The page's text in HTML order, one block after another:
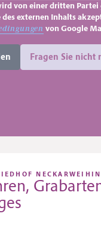
von einer dritten Partei
des externen Inhalts
von Google
Fragen Sie nicht